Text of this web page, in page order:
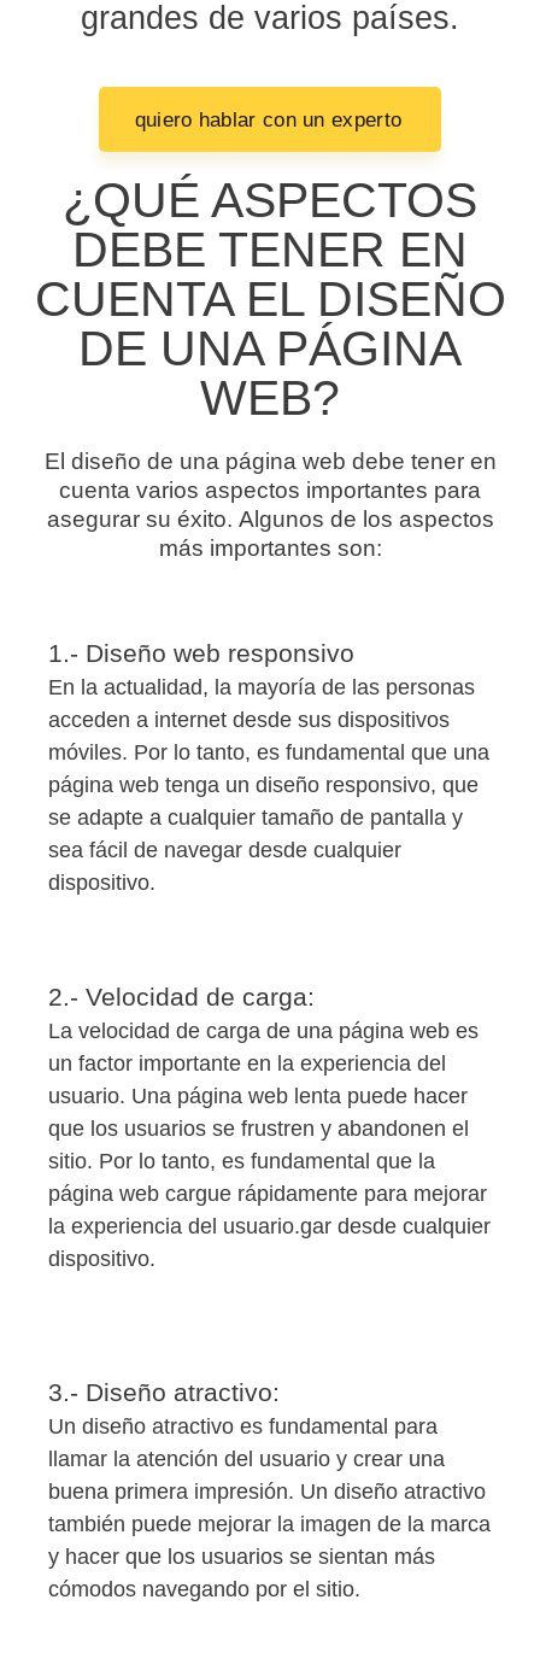
grandes de varios países.
quiero hablar con un experto
¿QUÉ ASPECTOS
DEBE TENER EN
CUENTA EL DISEÑO
DE UNA PÁGINA
WEB?
El diseño de una página web debe tener en
cuenta varios aspectos importantes para
asegurar su éxito. Algunos de los aspectos
más importantes son:
1.- Diseño web responsivo
En la actualidad, la mayoría de las personas
acceden a internet desde sus dispositivos
móviles. Por lo tanto, es fundamental que una
página web tenga un diseño responsivo, que
se adapte a cualquier tamaño de pantalla y
sea fácil de navegar desde cualquier
dispositivo.
2.- Velocidad de carga:
La velocidad de carga de una página web es
un factor importante en la experiencia del
usuario. Una página web lenta puede hacer
que los usuarios se frustren y abandonen el
sitio. Por lo tanto, es fundamental que la
página web cargue rápidamente para mejorar
la experiencia del usuario.gar desde cualquier
dispositivo.
3.- Diseño atractivo:
Un diseño atractivo es fundamental para
llamar la atención del usuario y crear una
buena primera impresión. Un diseño atractivo
también puede mejorar la imagen de la marca
y hacer que los usuarios se sientan más
cómodos navegando por el sitio.